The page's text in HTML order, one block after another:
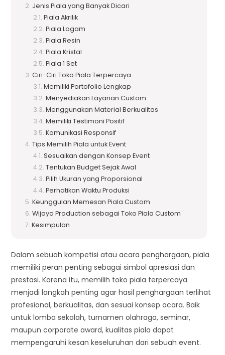
Jenis Piala yang Banyak Dicari
Piala Akrilik
Piala Logam
Piala Resin
Piala Kristal
Piala 1 Set
Ciri-Ciri Toko Piala Terpercaya
Memiliki Portofolio Lengkap
Menyediakan Layanan Custom
Menggunakan Material Berkualitas
Memiliki Testimoni Positif
Komunikasi Responsif
Tips Memilih Piala untuk Event
Sesuaikan dengan Konsep Event
Tentukan Budget Sejak Awal
Pilih Ukuran yang Proporsional
Perhatikan Waktu Produksi
Keunggulan Memesan Piala Custom
Wijaya Production sebagai Toko Piala Custom
Kesimpulan
Dalam sebuah kompetisi atau acara penghargaan, piala
memiliki peran penting sebagai simbol apresiasi dan
prestasi. Karena itu, memilih toko piala terpercaya
menjadi langkah penting agar hasil penghargaan terlihat
profesional, berkualitas, dan sesuai konsep acara. Baik
untuk lomba sekolah, turnamen olahraga, seminar,
maupun corporate award, kualitas piala dapat
mempengaruhi kesan keseluruhan dari sebuah event.